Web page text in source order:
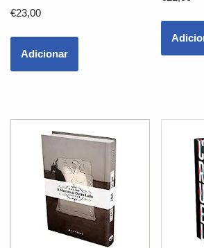
€23,00
Adicionar